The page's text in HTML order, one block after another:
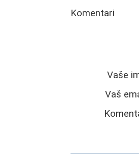
Komentari
Vaše
Vaš